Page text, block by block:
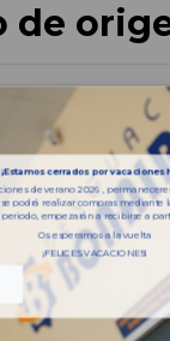
de
cerrados por vacaciones
de verano 2026 ,
podrá realizar compras mediante
empezarán a recibirse a
Os esperamos a la vuelta
¡FELICES VACACIONES!